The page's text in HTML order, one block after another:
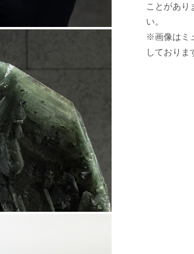
ことがあり
い。
※画像はミ
しておりま